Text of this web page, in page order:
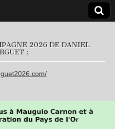
2026 DE DANIEL
: